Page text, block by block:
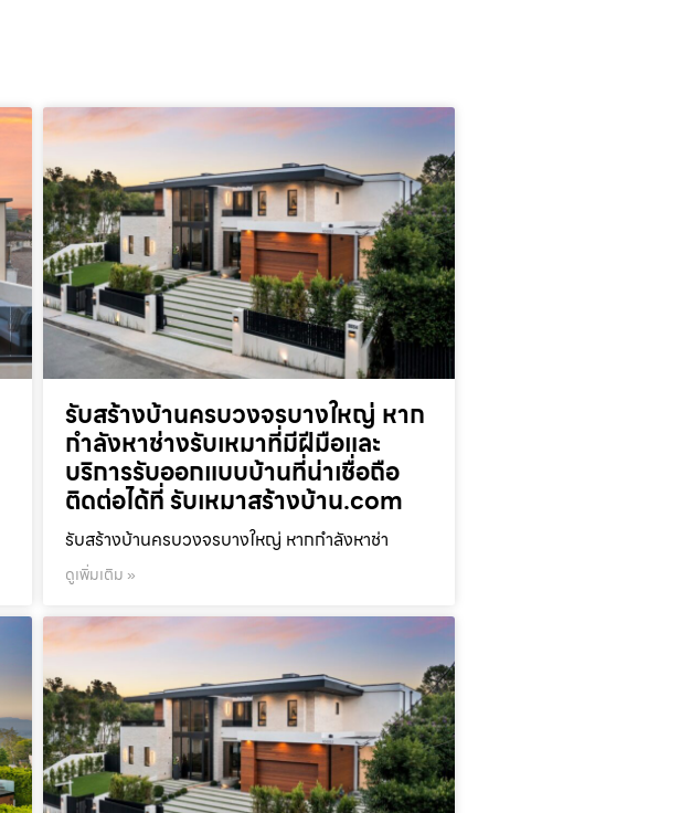
รับสร้างบ้านครบวงจรบางใหญ่ หาก
กำลังหาช่างรับเหมาที่มีฝีมือและ
บริการรับออกแบบบ้านที่น่าเชื่อถือ
ติดต่อได้ที่ รับเหมาสร้างบ้าน.com
รับสร้างบ้านครบวงจรบางใหญ่ หากกำลังหาช่า
ดูเพิ่มเติม »